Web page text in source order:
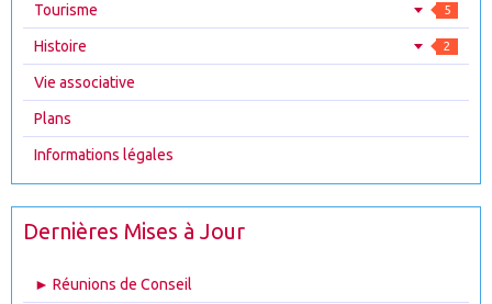
Tourisme 5
Histoire 2
Vie associative
Plans
Informations légales
Dernières Mises à Jour
► Réunions de Conseil